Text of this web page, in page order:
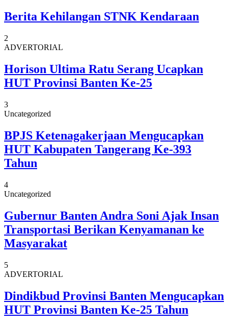
Berita Kehilangan STNK Kendaraan
2
ADVERTORIAL
Horison Ultima Ratu Serang Ucapkan
HUT Provinsi Banten Ke-25
3
Uncategorized
BPJS Ketenagakerjaan Mengucapkan
HUT Kabupaten Tangerang Ke-393
Tahun
4
Uncategorized
Gubernur Banten Andra Soni Ajak Insan
Transportasi Berikan Kenyamanan ke
Masyarakat
5
ADVERTORIAL
Dindikbud Provinsi Banten Mengucapkan
HUT Provinsi Banten Ke-25 Tahun